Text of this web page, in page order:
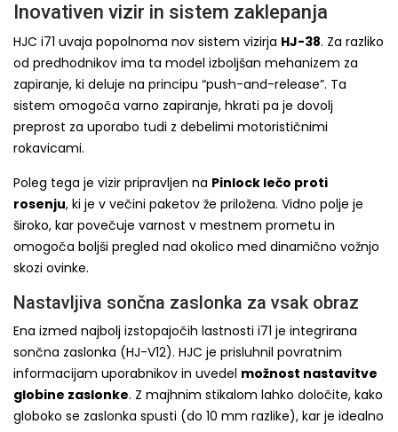
Inovativen vizir in sistem zaklepanja
HJC i71 uvaja popolnoma nov sistem vizirja HJ-38. Za razliko
od predhodnikov ima ta model izboljšan mehanizem za
zapiranje, ki deluje na principu “push-and-release”. Ta
sistem omogoča varno zapiranje, hkrati pa je dovolj
preprost za uporabo tudi z debelimi motorističnimi
rokavicami.
Poleg tega je vizir pripravljen na Pinlock lečo proti
rosenju, ki je v večini paketov že priložena. Vidno polje je
široko, kar povečuje varnost v mestnem prometu in
omogoča boljši pregled nad okolico med dinamično vožnjo
skozi ovinke.
Nastavljiva sončna zaslonka za vsak obraz
Ena izmed najbolj izstopajočih lastnosti i71 je integrirana
sončna zaslonka (HJ-V12). HJC je prisluhnil povratnim
informacijam uporabnikov in uvedel možnost nastavitve
globine zaslonke. Z majhnim stikalom lahko določite, kako
globoko se zaslonka spusti (do 10 mm razlike), kar je idealno